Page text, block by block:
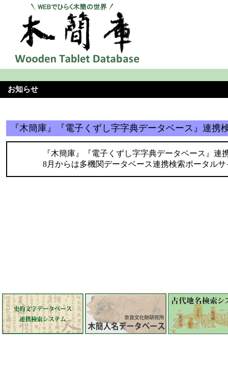
お知らせ
『木簡庫』『電子くずし字字典データベース』連携
『木簡庫』『電子くずし字字典データベース』
8月からは多機関データベース連携検索ポータルサ